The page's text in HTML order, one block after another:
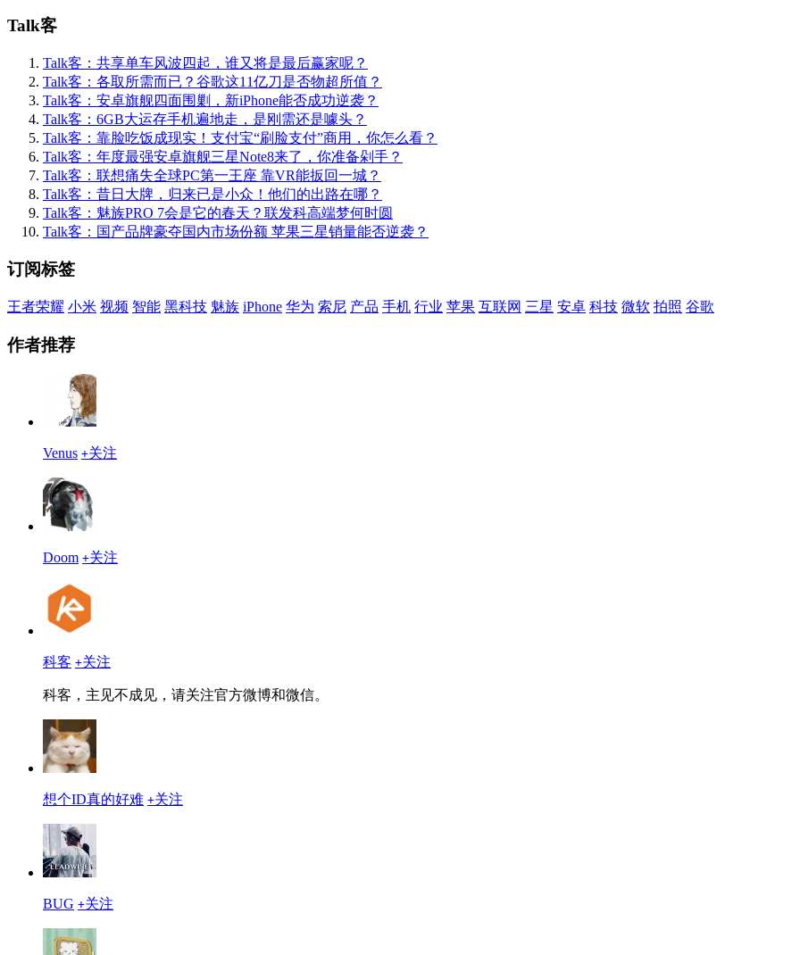
Talk客
Talk客：共享单车风波四起，谁又将是最后赢家呢？
Talk客：各取所需而已？谷歌这11亿刀是否物超所值？
Talk客：安卓旗舰四面围剿，新iPhone能否成功逆袭？
Talk客：6GB大运存手机遍地走，是刚需还是噱头？
Talk客：靠脸吃饭成现实！支付宝“刷脸支付”商用，你怎么看？
Talk客：年度最强安卓旗舰三星Note8来了，你准备剁手？
Talk客：联想痛失全球PC第一王座 靠VR能扳回一城？
Talk客：昔日大牌，归来已是小众！他们的出路在哪？
Talk客：魅族PRO 7会是它的春天？联发科高端梦何时圆
Talk客：国产品牌豪夺国内市场份额 苹果三星销量能否逆袭？
订阅标签
王者荣耀 小米 视频 智能 黑科技 魅族 iPhone 华为 索尼 产品 手机 行业 苹果 互联网 三星 安卓 科技 微软 拍照 谷歌
作者推荐
Venus +关注
Doom +关注
科客 +关注
科客，主见不成见，请关注官方微博和微信。
想个ID真的好难 +关注
BUG +关注